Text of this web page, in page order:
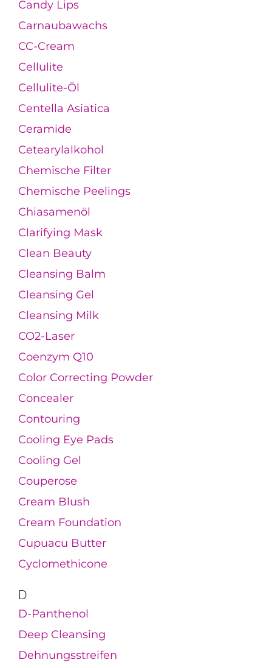
Candy Lips
Carnaubawachs
CC-Cream
Cellulite
Cellulite-Öl
Centella Asiatica
Ceramide
Cetearylalkohol
Chemische Filter
Chemische Peelings
Chiasamenöl
Clarifying Mask
Clean Beauty
Cleansing Balm
Cleansing Gel
Cleansing Milk
CO2-Laser
Coenzym Q10
Color Correcting Powder
Concealer
Contouring
Cooling Eye Pads
Cooling Gel
Couperose
Cream Blush
Cream Foundation
Cupuacu Butter
Cyclomethicone
D
D-Panthenol
Deep Cleansing
Dehnungsstreifen